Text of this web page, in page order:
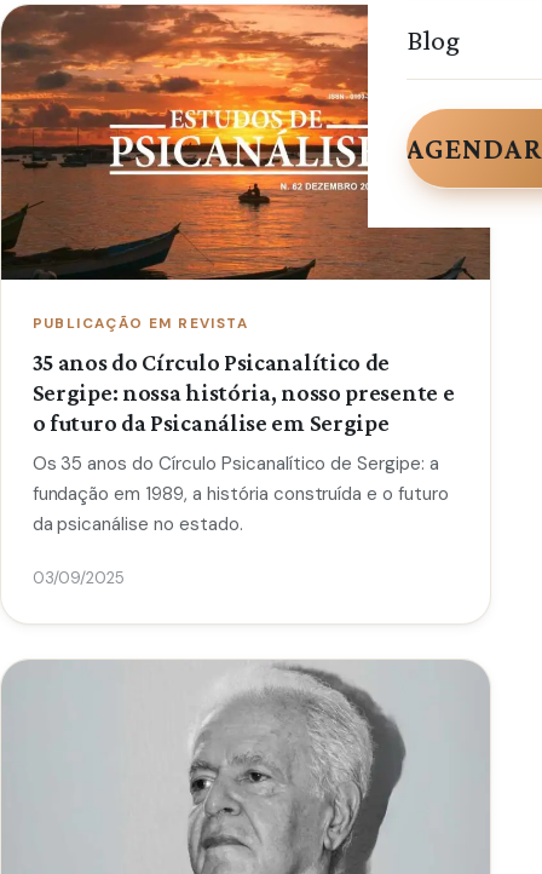
Blog
PUBLICAÇÃO EM REVISTA
35 anos do Círculo Psicanalítico de
Sergipe: nossa história, nosso presente e
o futuro da Psicanálise em Sergipe
Os 35 anos do Círculo Psicanalítico de Sergipe: a
fundação em 1989, a história construída e o futuro
da psicanálise no estado.
03/09/2025